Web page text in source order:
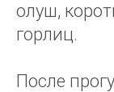
олуш,
горлиц.
После